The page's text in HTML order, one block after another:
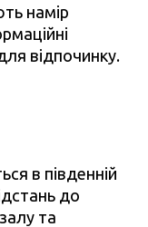
намір
відпочинку.
в південній
до
та